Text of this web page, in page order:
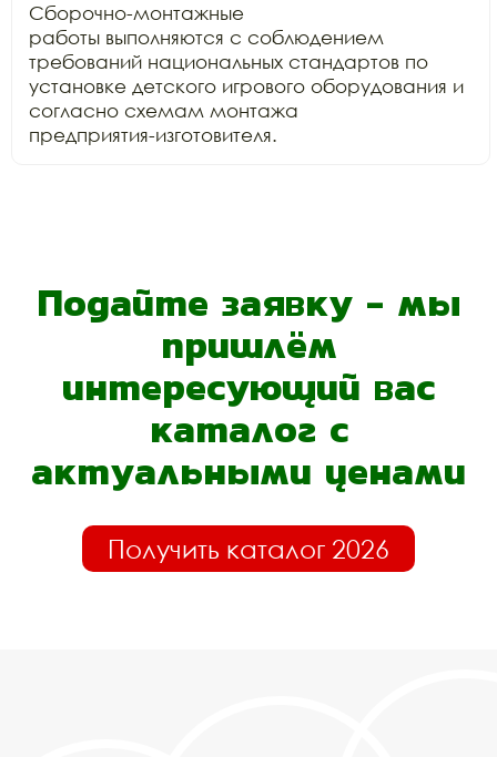
Сборочно-монтажные
работы выполняются с соблюдением
требований национальных стандартов по
установке детского игрового оборудования и
согласно схемам монтажа
предприятия-изготовителя.
Подайте заявку - мы
пришлём
интересующий вас
каталог с
актуальными ценами
Получить каталог 2026